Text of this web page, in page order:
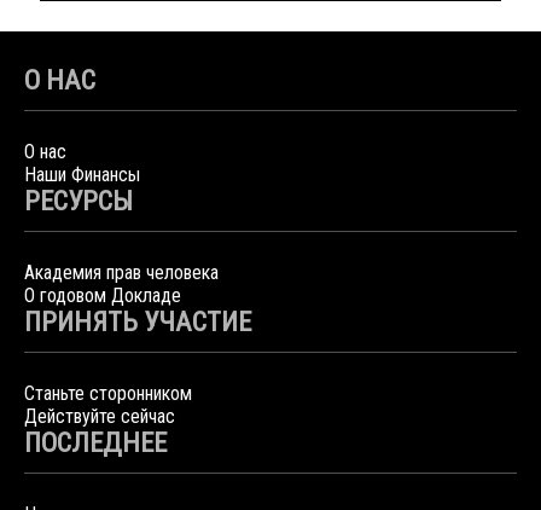
О НАС
О нас
Наши Финансы
РЕСУРСЫ
Академия прав человека
О годовом Докладе
ПРИНЯТЬ УЧАСТИЕ
Станьте сторонником
Действуйте сейчас
ПОСЛЕДНЕЕ